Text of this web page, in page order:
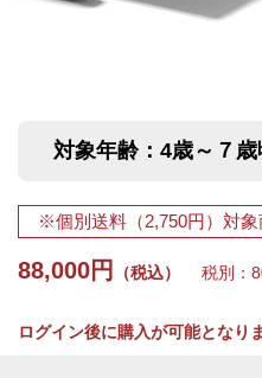
対象年齢：4歳～７歳
※個別送料（2,750円）対象
88,000円 （税込） 税別：
ログイン後に購入が可能となり